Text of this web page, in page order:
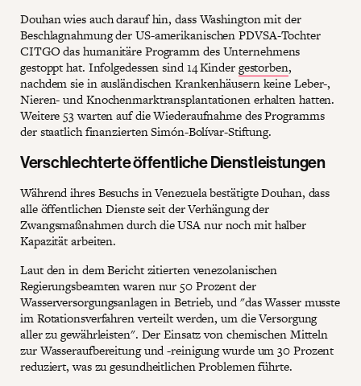
Douhan wies auch darauf hin, dass Washington mit der
Beschlagnahmung der US-amerikanischen PDVSA-Tochter
CITGO das humanitäre Programm des Unternehmens
gestoppt hat. Infolgedessen sind 14 Kindergestorben,
nachdem sie in ausländischen Krankenhäusern keine Leber-,
Nieren- und Knochenmarktransplantationen erhalten hatten.
Weitere 53 warten auf die Wiederaufnahme des Programms
der staatlich finanzierten Simón-Bolívar-Stiftung.
Verschlechterte öffentliche Dienstleistungen
Während ihres Besuchs in Venezuela bestätigte Douhan, dass
alle öffentlichen Dienste seit der Verhängung der
Zwangsmaßnahmen durch die USA nur noch mit halber
Kapazität arbeiten.
Laut den in dem Bericht zitierten venezolanischen
Regierungsbeamten waren nur 50 Prozent der
Wasserversorgungsanlagen in Betrieb, und "das Wasser musste
im Rotationsverfahren verteilt werden, um die Versorgung
aller zu gewährleisten". Der Einsatz von chemischen Mitteln
zur Wasseraufbereitung und -reinigung wurde um 30 Prozent
reduziert, was zu gesundheitlichen Problemen führte.